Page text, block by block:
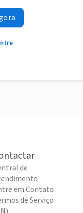
de
em Contato
de Serviço